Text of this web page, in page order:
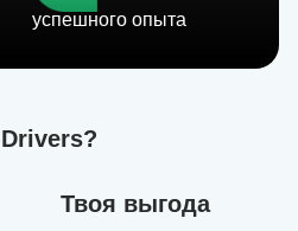
успешного опыта
Твоя выгода